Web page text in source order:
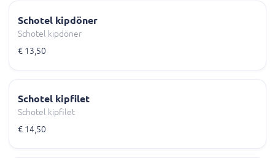
Schotel kipdöner
Schotel kipdöner
€ 13,50
Schotel kipfilet
Schotel kipfilet
€ 14,50